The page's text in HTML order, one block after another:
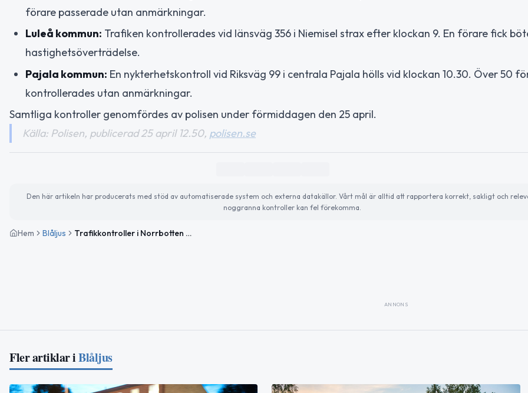
förare passerade utan anmärkningar.
Luleå kommun: Trafiken kontrollerades vid länsväg 356 i Niemisel strax efter klockan 9. En förare fick
hastighetsöverträdelse.
Pajala kommun: En nykterhetskontroll vid Riksväg 99 i centrala Pajala hölls vid klockan 10.30. Över 50
kontrollerades utan anmärkningar.
Samtliga kontroller genomfördes av polisen under förmiddagen den 25 april.
Källa: Polisen, publicerad 25 april 12.50, polisen.se
Den här artikeln har producerats med stöd av automatiserade system och externa datakällor. Vårt mål är alltid att rapportera korrekt, sakligt och
noggranna kontroller kan fel förekomma.
Hem Blåljus Trafikkontroller i Norrbotten – en förare bötfälld för hastighet
ANNONS
Fler artiklar iBlåljus